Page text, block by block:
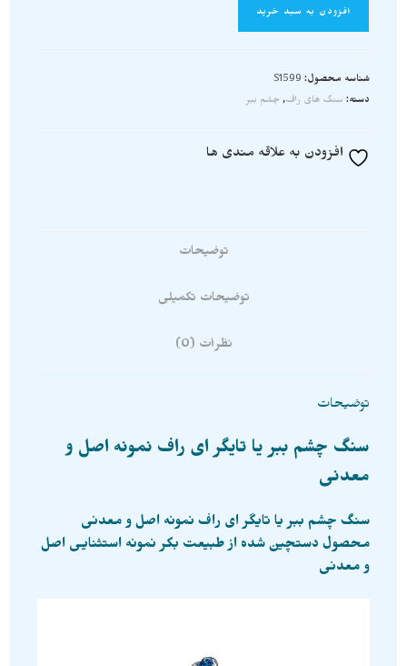
افزودن به سبد خرید
شناسه محصول: S1599
دسته: سنگ های راف, چشم ببر
افزودن به علاقه مندی ها
توضیحات
توضیحات تکمیلی
نظرات (0)
توضیحات
سنگ چشم ببر یا تایگر ای راف نمونه اصل و
معدنی
سنگ چشم ببر یا تایگر ای راف نمونه اصل و معدنی
محصول دستچین شده از طبیعت بکر نمونه استثنایی اصل
و معدنی